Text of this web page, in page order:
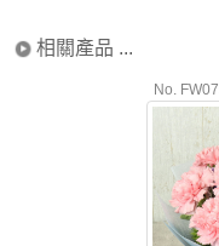
相關產品 ...
No.